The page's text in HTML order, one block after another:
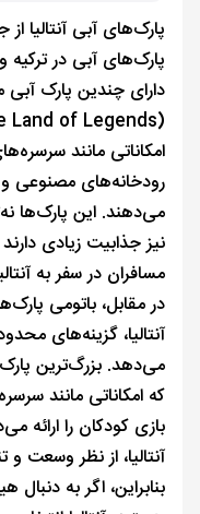
پارک‌های آبی آنتالیا
پارک‌های آبی در
دارای چندین پارک
امکاناتی مانند
رودخانه‌های مصنوعی و
می‌دهند. این پارک‌ها
نیز جذابیت زیادی
مسافران در سفر به
در مقابل، باتومی
آنتالیا، گزینه‌های
می‌دهد. بزرگ‌ترین
که امکاناتی مانند
بازی کودکان را ارائه
آنتالیا، از نظر وسعت
بنابراین، اگر به